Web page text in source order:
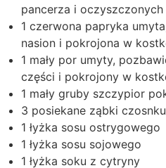
pancerza i oczyszczonych
1 czerwona papryka
nasion i pokrojona w
1 mały por umyty,
części i pokrojony w
1 mały gruby szczypior
3 posiekane ząbki czosnku
1 łyżka sosu ostrygowego
1 łyżka sosu sojowego
1 łyżka soku z cytryny